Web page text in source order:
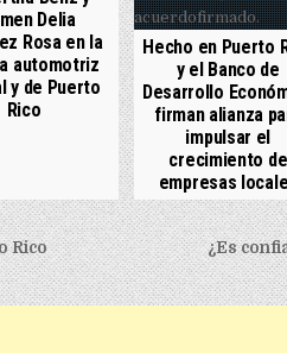
Delia
Rosa en la
automotriz
y de Puerto
Rico
Hecho en Puerto
y el Banco de
Desarrollo
firman alianza
impulsar el
crecimiento de
empresas
¿Es
Rico